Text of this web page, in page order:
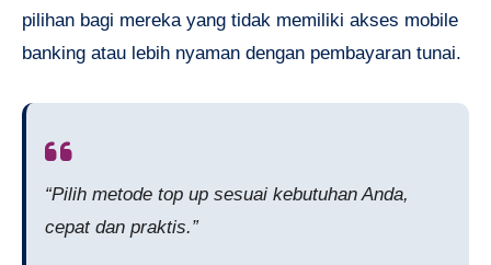
pilihan bagi mereka yang tidak memiliki akses mobile
banking atau lebih nyaman dengan pembayaran tunai.
“Pilih metode top up sesuai kebutuhan Anda,
cepat dan praktis.”